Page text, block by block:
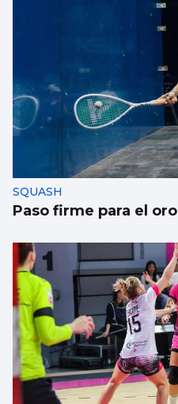
SQUASH
Paso firme para el oro